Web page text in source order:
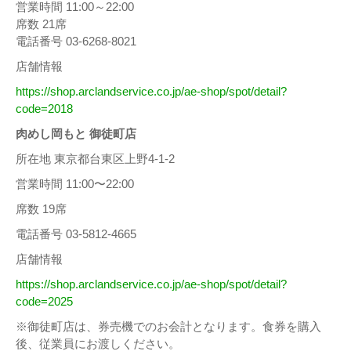
営業時間 11:00～22:00
席数 21席
電話番号 03-6268-8021
店舗情報
https://shop.arclandservice.co.jp/ae-shop/spot/detail?
code=2018
肉めし岡もと 御徒町店
所在地 東京都台東区上野4-1-2
営業時間 11:00〜22:00
席数 19席
電話番号 03-5812-4665
店舗情報
https://shop.arclandservice.co.jp/ae-shop/spot/detail?
code=2025
※御徒町店は、券売機でのお会計となります。食券を購入
後、従業員にお渡しください。